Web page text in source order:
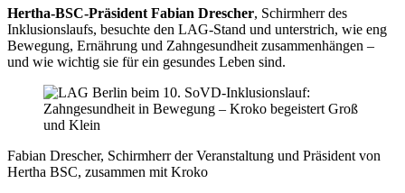
Hertha-BSC-Präsident Fabian Drescher, Schirmherr des
Inklusionslaufs, besuchte den LAG-Stand und unterstrich, wie eng
Bewegung, Ernährung und Zahngesundheit zusammenhängen –
und wie wichtig sie für ein gesundes Leben sind.
Fabian Drescher, Schirmherr der Veranstaltung und Präsident von
Hertha BSC, zusammen mit Kroko